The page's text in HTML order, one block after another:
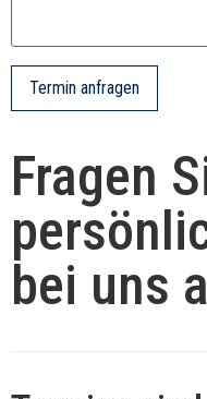
Fragen
bei uns